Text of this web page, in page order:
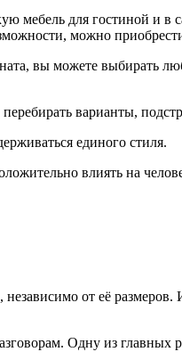
для гостиной и в
можно
вы можете выбирать
варианты,
единого стиля.
влиять на
от её
Одну из главных